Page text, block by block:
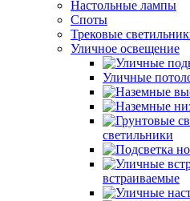
Настольные лампы
Споты
Трековые
Уличное освещение
Уличные
светильники
встраиваемые